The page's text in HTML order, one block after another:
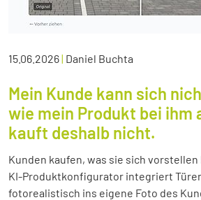
15.06.2026| Daniel Buchta
Mein Kunde kann sich
wie mein Produkt bei ihm
kauft deshalb nicht.
Kunden kaufen, was sie sich
KI-Produktkonfigurator integriert
fotorealistisch ins eigene Foto des